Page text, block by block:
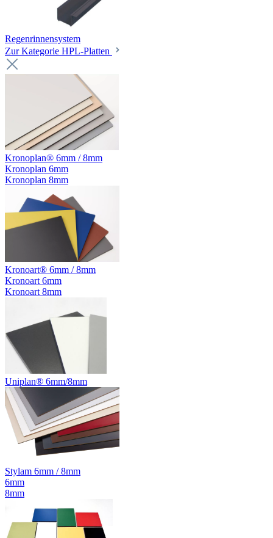
Regenrinnensystem
Zur Kategorie HPL-Platten
Kronoplan® 6mm / 8mm
Kronoplan 6mm
Kronoplan 8mm
Kronoart® 6mm / 8mm
Kronoart 6mm
Kronoart 8mm
Uniplan® 6mm/8mm
Stylam 6mm / 8mm
6mm
8mm